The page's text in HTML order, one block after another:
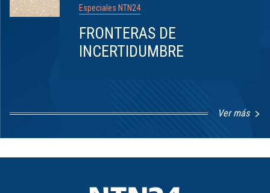
Especiales NTN24
FRONTERAS DE
INCERTIDUMBRE
Ver más
1
8